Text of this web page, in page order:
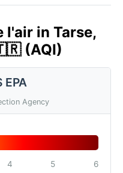
l'air in Tarse,
(AQI)
EPA
Agency
4 5 6